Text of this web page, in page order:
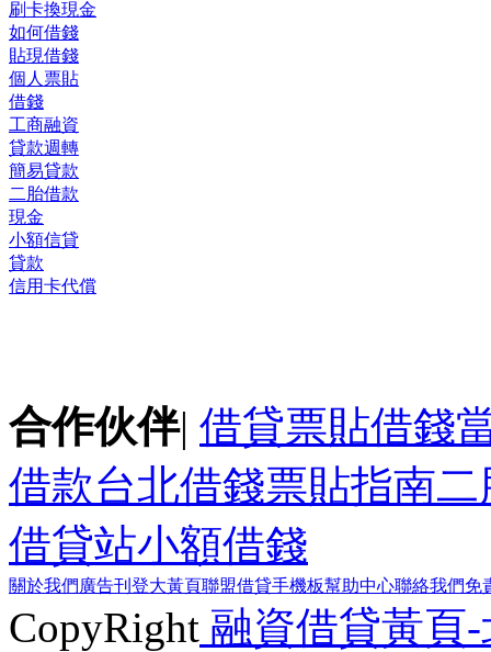
刷卡換現金
如何借錢
貼現借錢
個人票貼
借錢
工商融資
貸款週轉
簡易貸款
二胎借款
現金
小額信貸
貸款
信用卡代償
合作伙伴| 借貸票貼借錢
借款台北借錢票貼指南二
借貸站小額借錢
關於我們 廣告刊登大黃頁聯盟借貸手機板幫助中心聯絡我們免
CopyRight 融資借貸黃頁